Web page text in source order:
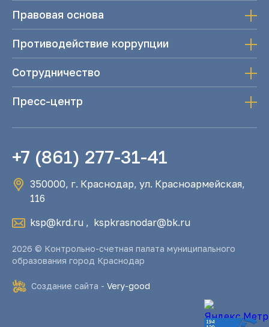
Правовая основа
Противодействие коррупции
Сотрудничество
Пресс-центр
+7 (861) 277-31-41
350000, г. Краснодар, ул. Красноармейская,
116
ksp@krd.ru , kspkrasnodar@bk.ru
2026 © Контрольно-счетная палата муниципального
образования город Краснодар
Создание сайта - Very-good